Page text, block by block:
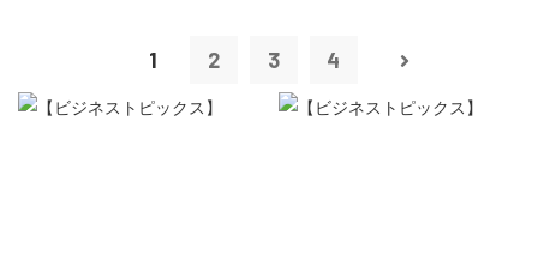
1 2 3 4